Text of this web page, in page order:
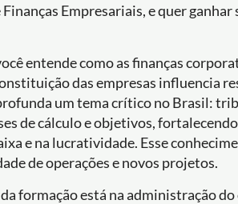
Empresariais, e quer
entende como as finanças
das empresas influencia
um tema crítico no Brasil:
de cálculo e objetivos,
e na lucratividade. Esse
de operações e novos projetos.
formação está na administração